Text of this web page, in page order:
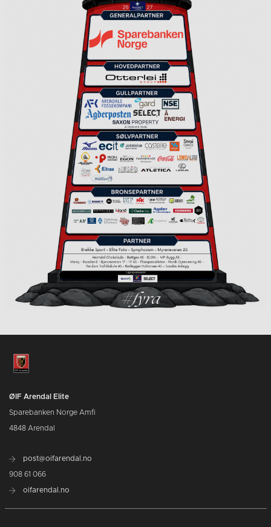
ØIF Arendal Elite
Sparebanken Norge Amfi
4848 Arendal
post@oifarendal.no
908 61 066
oifarendal.no